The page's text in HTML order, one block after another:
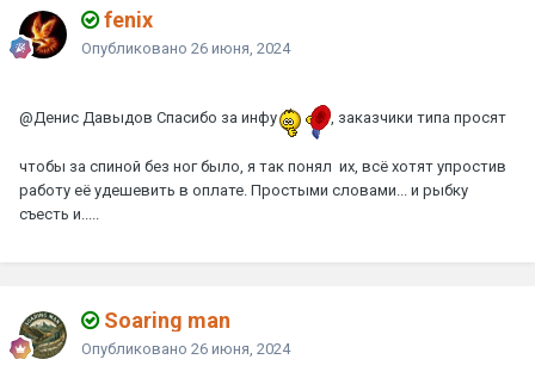
fenix
Опубликовано 26 июня, 2024
@Денис Давыдов Спасибо за инфу , заказчики типа просят
чтобы за спиной без ног было, я так понял их, всё хотят упростив
работу её удешевить в оплате. Простыми словами... и рыбку
съесть и.....
Soaring man
Опубликовано 26 июня, 2024